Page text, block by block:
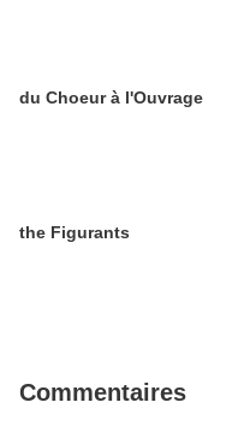
du Choeur à l'Ouvrage
the Figurants
Commentaires